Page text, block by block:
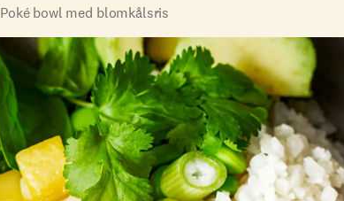
Poké bowl med blomkålsris